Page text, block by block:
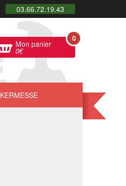
03.66.72.19.43
Mon panier
0€
0
KERMESSE